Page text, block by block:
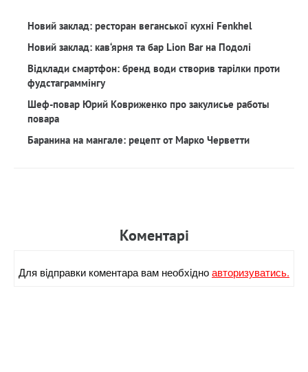
Новий заклад: ресторан веганської кухні Fenkhel
Новий заклад: кав‘ярня та бар Lion Bar на Подолі
Відклади смартфон: бренд води створив тарілки проти
фудстаграммінгу
Шеф-повар Юрий Ковриженко про закулисье работы
повара
Баранина на мангале: рецепт от Марко Черветти
Коментарi
Для вiдправки коментара вам необхiдноавторизуватись.